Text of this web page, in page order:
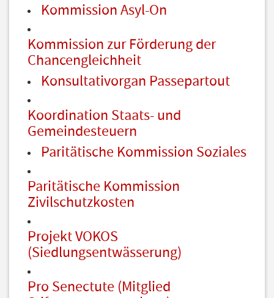
Kommission Asyl-On
Kommission zur Förderung der
Chancengleichheit
Konsultativorgan Passepartout
Koordination Staats- und
Gemeindesteuern
Paritätische Kommission Soziales
Paritätische Kommission
Zivilschutzkosten
Projekt VOKOS
(Siedlungsentwässerung)
Pro Senectute (Mitglied